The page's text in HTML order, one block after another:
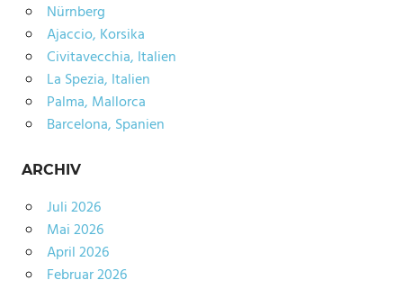
Nürnberg
Ajaccio, Korsika
Civitavecchia, Italien
La Spezia, Italien
Palma, Mallorca
Barcelona, Spanien
ARCHIV
Juli 2026
Mai 2026
April 2026
Februar 2026